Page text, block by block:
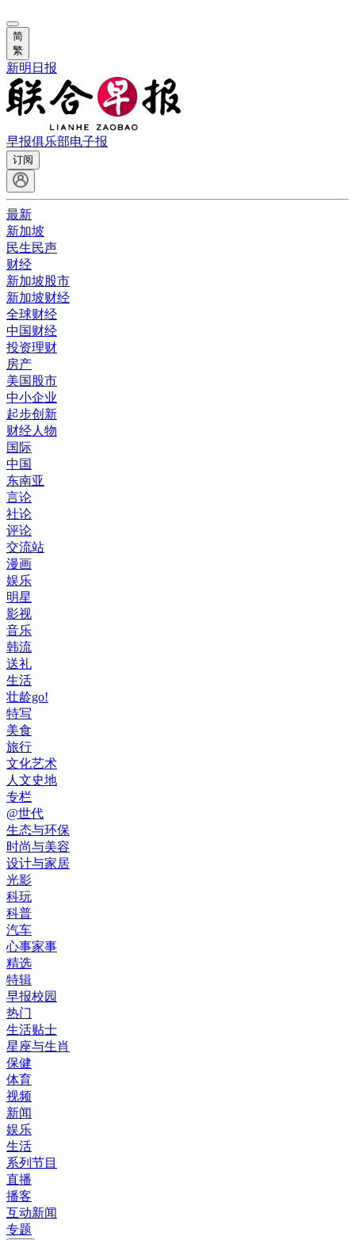
简
繁
新明日报
早报俱乐部电子报
订阅
最新
新加坡
民生民声
财经
新加坡股市
新加坡财经
全球财经
中国财经
投资理财
房产
美国股市
中小企业
起步创新
财经人物
国际
中国
东南亚
言论
社论
评论
交流站
漫画
娱乐
明星
影视
音乐
韩流
送礼
生活
壮龄go!
特写
美食
旅行
文化艺术
人文史地
专栏
@世代
生态与环保
时尚与美容
设计与家居
光影
科玩
科普
汽车
心事家事
精选
特辑
早报校园
热门
生活贴士
星座与生肖
保健
体育
视频
新闻
娱乐
生活
系列节目
直播
播客
互动新闻
专题